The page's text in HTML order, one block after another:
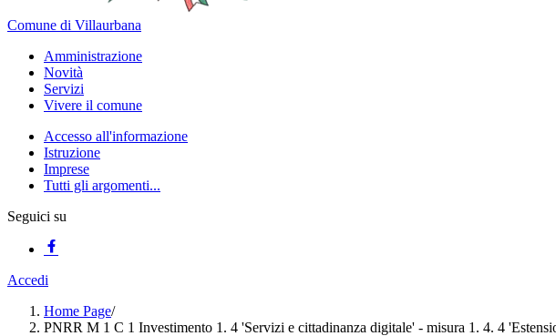
Comune di Villaurbana
Amministrazione
Novità
Servizi
Vivere il comune
Accesso all'informazione
Istruzione
Imprese
Tutti gli argomenti...
Seguici su
Accedi
Home Page/
PNRR M 1 C 1 Investimento 1. 4 'Servizi e cittadinanza digitale' - misura 1. 4. 4